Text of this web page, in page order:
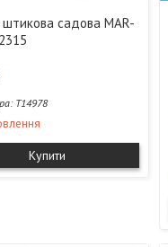
садова MAR-
T14978
Купити